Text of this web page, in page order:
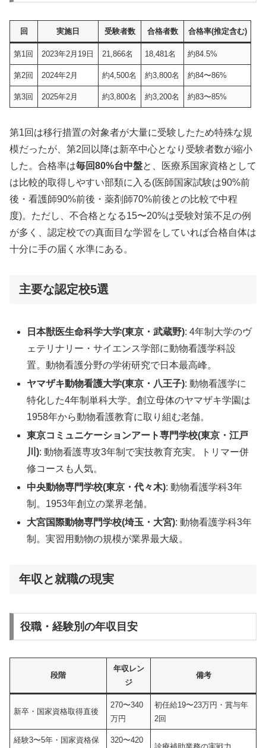
回 実施日 受験者数 合格者数 合格率(推定含む)
第1回 2023年2月19日 21,866名 18,481名 約84.5%
第2回 2024年2月 約4,500名 約3,800名 約84〜86%
第3回 2025年2月 約3,800名 約3,200名 約83〜85%
第1回は移行措置の対象者が大量に受験したため特殊な規
模だったが、第2回以降は新卒中心となり受験者数が縮小
した。合格率は毎回80%台中盤と、医療系国家資格として
は比較的取得しやすい部類に入る(医師国家試験は90%前
後・看護師90%前後・薬剤師70%前後との比較で中程
度)。ただし、不合格となる15〜20%は受験対策不足の例
が多く、認定校での真面目な学習をしていれば合格自体は
十分に手の届く水準にある。
主要な認定校5選
日本獣医生命科学大学(東京・武蔵野): 4年制大学のヴ
ェテリナリー・サイエンス学部に動物看護学科設
置。動物看護分野の学術研究で日本最高峰。
ヤマザキ動物看護大学(東京・八王子): 動物看護学に
特化した4年制単科大学。創立母体のヤマザキ学園は
1958年から動物看護教育に取り組む老舗。
東京コミュニケーションアート専門学校(東京・江戸
川): 動物看護専攻3年制で実技教育充実。トリマー併
修コースも人気。
中央動物専門学校(東京・代々木): 動物看護学科3年
制。1953年創立の業界老舗。
大宮国際動物専門学校(埼玉・大宮): 動物看護学科3年
制。実習用動物の規模が業界最大級。
年収と就職の現実
役職・経験別の年収目安
段階
年収レン
ジ
備考
新卒・国家資格取得直後
270〜340
万円
初任給19〜23万円・賞与年
2回
経験3〜5年・国家資格保 320〜420